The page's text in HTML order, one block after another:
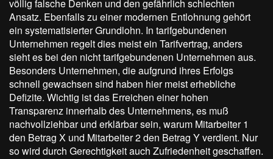
völlig falsche Denken und den gefährlich schlechten
Ansatz. Ebenfalls zu einer modernen Entlohnung gehört
ein systematisierter Grundlohn. In tarifgebundenen
Unternehmen regelt dies meist ein Tarifvertrag, anders
sieht es bei den nicht tarifgebundenen Unternehmen aus.
Besonders Unternehmen, die aufgrund ihres Erfolgs
schnell gewachsen sind haben hier meist erhebliche
Defizite. Wichtig ist das Erreichen einer hohen
Transparenz innerhalb des Unternehmens, es muß
nachvollziehbar und erklärbar sein, warum Mitarbeiter 1
den Betrag X und Mitarbeiter 2 den Betrag Y verdient. Nur
so wird durch Gerechtigkeit auch Zufriedenheit geschaffen.